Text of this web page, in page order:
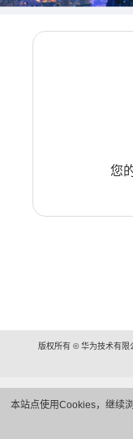
本站点使用Cookies，继续
您
版权所有 © 华为技术有